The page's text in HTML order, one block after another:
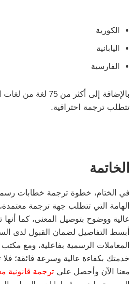
الكورية
اليابانية
الفارسية
بالإضافة إلى أكثر من
تتطلب ترجمة احترافية.
الخاتمة
في الختام، خطوة ترجمة خطابات
الهامة التي تتطلب جهة ترجمة معتمدة،
عالية ووضوح بتوصيل المعنى، كما
أبسط التفاصيل لضمان القبول لدى
المعاملات الرسمية بفاعلية، ومع
خدمتك بكفاءة عالية وسرعة فائقة؛
معنا الآن وأحصل على ترجمة قانونية